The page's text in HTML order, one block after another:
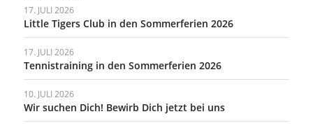
17. JULI 2026
Little Tigers Club in den Sommerferien 2026
17. JULI 2026
Tennistraining in den Sommerferien 2026
10. JULI 2026
Wir suchen Dich! Bewirb Dich jetzt bei uns